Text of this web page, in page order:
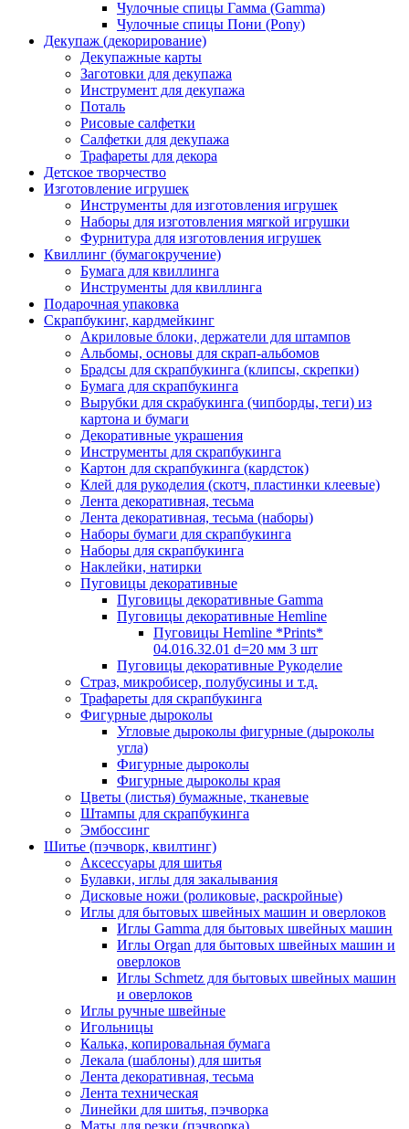
Чулочные спицы Гамма (Gamma)
Чулочные спицы Пони (Pony)
Декупаж (декорирование)
Декупажные карты
Заготовки для декупажа
Инструмент для декупажа
Поталь
Рисовые салфетки
Салфетки для декупажа
Трафареты для декора
Детское творчество
Изготовление игрушек
Инструменты для изготовления игрушек
Наборы для изготовления мягкой игрушки
Фурнитура для изготовления игрушек
Квиллинг (бумагокручение)
Бумага для квиллинга
Инструменты для квиллинга
Подарочная упаковка
Скрапбукинг, кардмейкинг
Акриловые блоки, держатели для штампов
Альбомы, основы для скрап-альбомов
Брадсы для скрапбукинга (клипсы, скрепки)
Бумага для скрапбукинга
Вырубки для скрабукинга (чипборды, теги) из
картона и бумаги
Декоративные украшения
Инструменты для скрапбукинга
Картон для скрапбукинга (кардсток)
Клей для рукоделия (скотч, пластинки клеевые)
Лента декоративная, тесьма
Лента декоративная, тесьма (наборы)
Наборы бумаги для скрапбукинга
Наборы для скрапбукинга
Наклейки, натирки
Пуговицы декоративные
Пуговицы декоративные Gamma
Пуговицы декоративные Hemline
Пуговицы Hemline *Prints*
04.016.32.01 d=20 мм 3 шт
Пуговицы декоративные Рукоделие
Страз, микробисер, полубусины и т.д.
Трафареты для скрапбукинга
Фигурные дыроколы
Угловые дыроколы фигурные (дыроколы
угла)
Фигурные дыроколы
Фигурные дыроколы края
Цветы (листья) бумажные, тканевые
Штампы для скрапбукинга
Эмбоссинг
Шитье (пэчворк, квилтинг)
Аксессуары для шитья
Булавки, иглы для закалывания
Дисковые ножи (роликовые, раскройные)
Иглы для бытовых швейных машин и оверлоков
Иглы Gamma для бытовых швейных машин
Иглы Organ для бытовых швейных машин и
оверлоков
Иглы Schmetz для бытовых швейных машин
и оверлоков
Иглы ручные швейные
Игольницы
Калька, копировальная бумага
Лекала (шаблоны) для шитья
Лента декоративная, тесьма
Лента техническая
Линейки для шитья, пэчворка
Маты для резки (пэчворка)